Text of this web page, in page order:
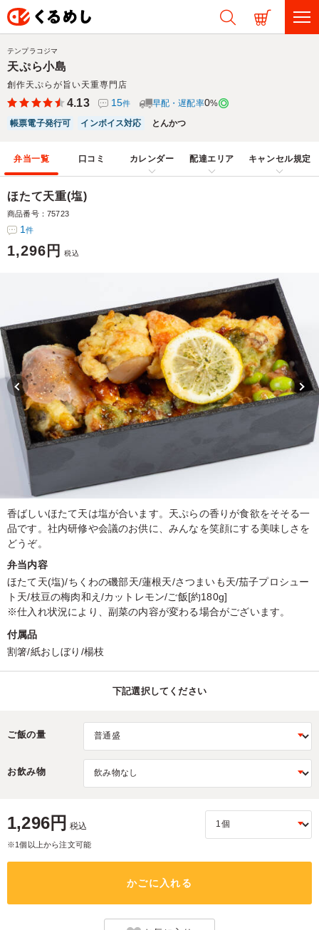
天ぷら小島
創作天ぷらが旨い天重専門店
テンプラコジマ
4.13 15件 早配・遅配率0%
帳票電子発行可
インボイス対応 とんかつ
弁当一覧 口コミ カレンダー 配達エリア キャンセル規定
ほたて天重(塩)
商品番号：75723
1件
1,296円 税込
香ばしいほたて天は塩が合います。天ぷらの香りが食欲をそそる一
品です。社内研修や会議のお供に、みんなを笑顔にする美味しさを
どうぞ。
弁当内容
ほたて天(塩)/ちくわの磯部天/蓮根天/さつまいも天/茄子プロシュー
ト天/枝豆の梅肉和え/カットレモン/ご飯[約180g]
※仕入れ状況により、副菜の内容が変わる場合がございます。
付属品
割箸/紙おしぼり/楊枝
下記選択してください
ご飯の量
お飲み物
1,296円 税込
※1個以上から注文可能
かごに入れる